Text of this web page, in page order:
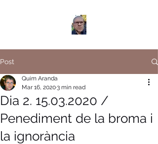
Post
Dia 2. 15.03.2020 /
Penediment de la broma i
la ignorància
Quim Aranda
Mar 16, 20203 min read